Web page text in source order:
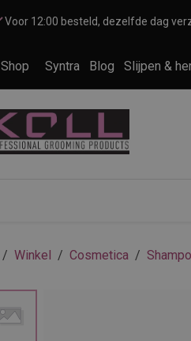
Voor 12:00 besteld, dezelfde dag
Shop Syntra Blog Slijpen &
Winkel Cosmetica